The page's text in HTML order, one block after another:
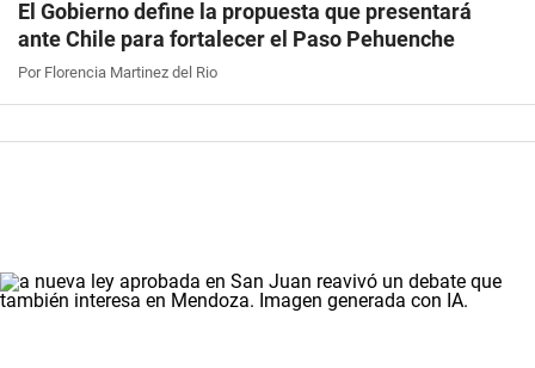
El Gobierno define la propuesta que presentará
ante Chile para fortalecer el Paso Pehuenche
Por Florencia Martinez del Rio